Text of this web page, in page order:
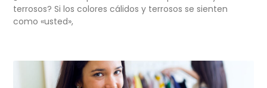
terrosos? Si los colores cálidos y terrosos se sienten
como «usted»,